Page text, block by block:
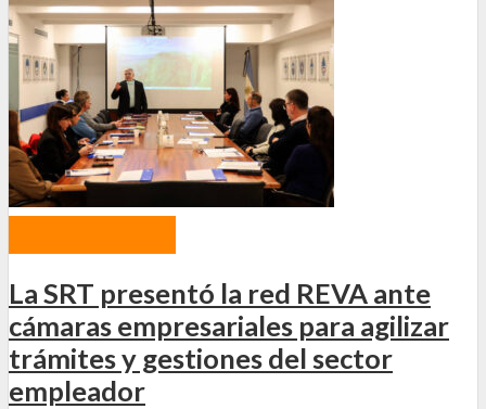
La SRT presentó la red REVA ante
cámaras empresariales para agilizar
trámites y gestiones del sector
empleador